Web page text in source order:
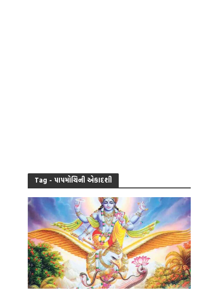
Tag - પાપમોચિની એકાદશી